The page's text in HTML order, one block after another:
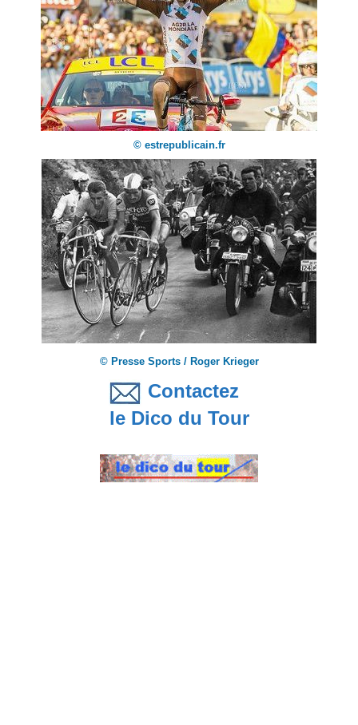
© estrepublicain.fr
© Presse Sports / Roger Krieger
Contactez
le Dico du Tour